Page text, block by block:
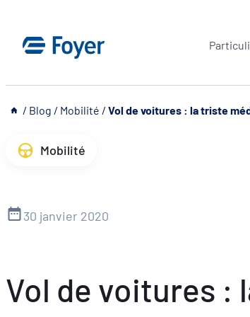
contenu
__ / Blog / Mobilité / Vol de voitures : la triste
Mobilité
30 janvier 2020
Vol de voitures :